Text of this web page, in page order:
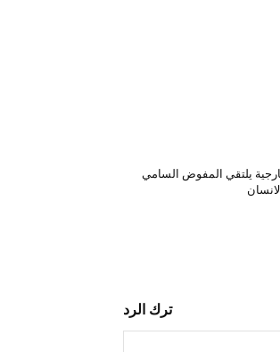
يلتقي المفوض السامي
ترك الرد